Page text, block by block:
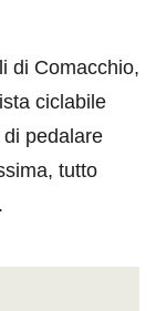
di Comacchio,
ciclabile
pedalare
tutto